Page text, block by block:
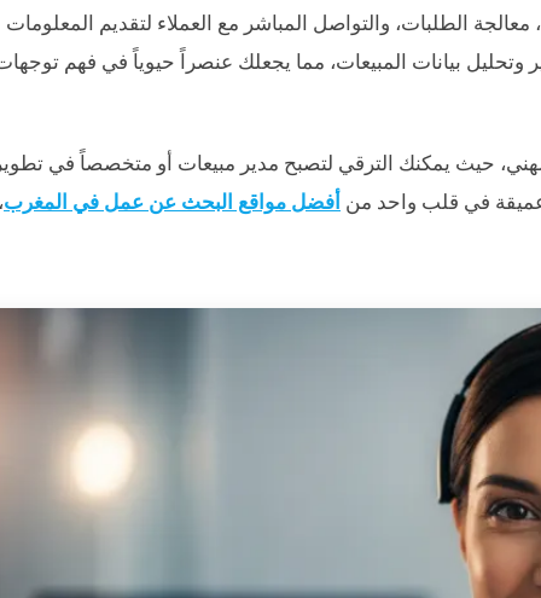
الطلبات، والتواصل المباشر مع العملاء لتقديم
بيانات المبيعات، مما يجعلك عنصراً حيوياً في فهم
حيث يمكنك الترقي لتصبح مدير مبيعات أو متخصصاً في
عميقة في قلب واحد من أفضل مواقع البحث عن عمل في المغرب